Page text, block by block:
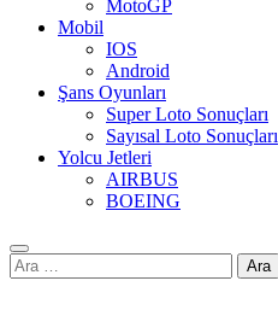
MotoGP
Mobil
IOS
Android
Şans Oyunları
Super Loto Sonuçları
Sayısal Loto Sonuçları
Yolcu Jetleri
AIRBUS
BOEING
Arama: